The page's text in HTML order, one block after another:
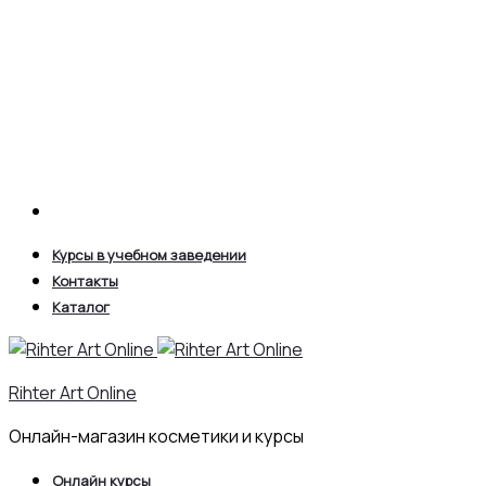
Курсы в учебном заведении
Контакты
Каталог
Rihter Art Online
Онлайн-магазин косметики и курсы
Онлайн курсы